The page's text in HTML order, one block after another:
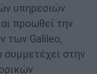
υπηρεσιών
προωθεί την
των Galileo,
συμμετέχει στην